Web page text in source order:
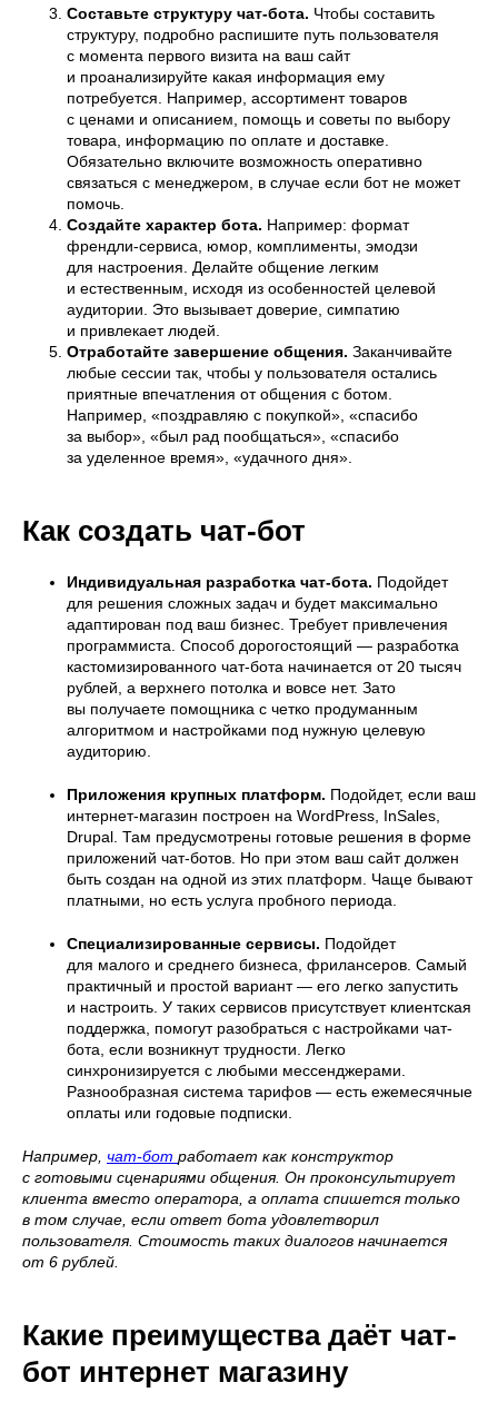
Составьте структуру чат-бота. Чтобы составить
структуру, подробно распишите путь пользователя
с момента первого визита на ваш сайт
и проанализируйте какая информация ему
потребуется. Например, ассортимент товаров
с ценами и описанием, помощь и советы по выбору
товара, информацию по оплате и доставке.
Обязательно включите возможность оперативно
связаться с менеджером, в случае если бот не может
помочь.
Создайте характер бота. Например: формат
френдли-сервиса, юмор, комплименты, эмодзи
для настроения. Делайте общение легким
и естественным, исходя из особенностей целевой
аудитории. Это вызывает доверие, симпатию
и привлекает людей.
Отработайте завершение общения. Заканчивайте
любые сессии так, чтобы у пользователя остались
приятные впечатления от общения с ботом.
Например, «поздравляю с покупкой», «спасибо
за выбор», «был рад пообщаться», «спасибо
за уделенное время», «удачного дня».
Как создать чат-бот
Индивидуальная разработка чат-бота. Подойдет
для решения сложных задач и будет максимально
адаптирован под ваш бизнес. Требует привлечения
программиста. Способ дорогостоящий — разработка
кастомизированного чат-бота начинается от 20 тысяч
рублей, а верхнего потолка и вовсе нет. Зато
вы получаете помощника с четко продуманным
алгоритмом и настройками под нужную целевую
аудиторию.
Приложения крупных платформ. Подойдет, если ваш
интернет-магазин построен на WordPress, InSales,
Drupal. Там предусмотрены готовые решения в форме
приложений чат-ботов. Но при этом ваш сайт должен
быть создан на одной из этих платформ. Чаще бывают
платными, но есть услуга пробного периода.
Специализированные сервисы. Подойдет
для малого и среднего бизнеса, фрилансеров. Самый
практичный и простой вариант — его легко запустить
и настроить. У таких сервисов присутствует клиентская
поддержка, помогут разобраться с настройками чат-
бота, если возникнут трудности. Легко
синхронизируется с любыми мессенджерами.
Разнообразная система тарифов — есть ежемесячные
оплаты или годовые подписки.
Например, чат-бот работает как конструктор
с готовыми сценариями общения. Он проконсультирует
клиента вместо оператора, а оплата спишется только
в том случае, если ответ бота удовлетворил
пользователя. Стоимость таких диалогов начинается
от 6 рублей.
Какие преимущества даёт чат-
бот интернет магазину